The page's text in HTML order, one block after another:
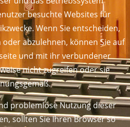
besuchte Websites für
Wenn Sie entscheiden,
abzulehnen, können Sie auf
und mit ihr verbundener
nicht zugreifen oder sie
problemlose Nutzung dieser
sollten Sie Ihren Browser so